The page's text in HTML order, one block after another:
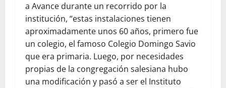
a Avance durante un recorrido por la
institución, “estas instalaciones tienen
aproximadamente unos 60 años, primero fue
un colegio, el famoso Colegio Domingo Savio
que era primaria. Luego, por necesidades
propias de la congregación salesiana hubo
una modificación y pasó a ser el Instituto